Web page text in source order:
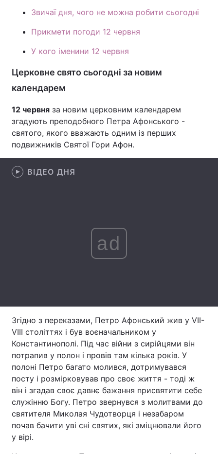
Екологія Регіони
Лонгріди
Статті
Інтерв'ю
Архів Вакансії
Контакти
Звичаї дня, чого не можна робити сьогодні
Прикмети погоди 12 червня
У кого іменини 12 червня
Церковне свято сьогодні за новим
календарем
12 червня за новим церковним календарем
згадують преподобного Петра Афонського -
святого, якого вважають одним із перших
подвижників Святої Гори Афон.
ВІДЕО ДНЯ
ad
Згідно з переказами, Петро Афонський жив у VII-
VIII століттях і був воєначальником у
Константинополі. Під час війни з сирійцями він
потрапив у полон і провів там кілька років. У
полоні Петро багато молився, дотримувався
посту і розмірковував про своє життя - тоді ж
він і згадав своє давнє бажання присвятити себе
служінню Богу. Петро звернувся з молитвами до
святителя Миколая Чудотворця і незабаром
почав бачити уві сні святих, які зміцнювали його
у вірі.